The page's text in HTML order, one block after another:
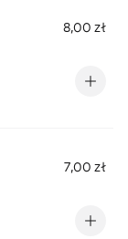
8,00 zł
7,00 zł